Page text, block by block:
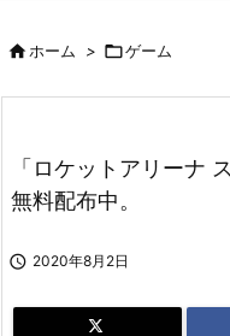
ホーム > ゲーム
「ロケットアリーナ
無料配布中。
 2020年8月2日